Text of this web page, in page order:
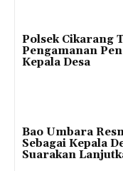
Polsek Cikarang
Pengamanan
Kepala Desa
Bao Umbara
Sebagai Kepala
Suarakan